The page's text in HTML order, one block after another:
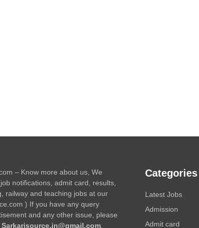
– Know more about us, We
notifications, admit card, results,
railway and teaching jobs at our
) If you have any query
and any other issue, please
Sarkarisource.in@gmail.com
Categories
Latest Jobs
Admission
Admit card